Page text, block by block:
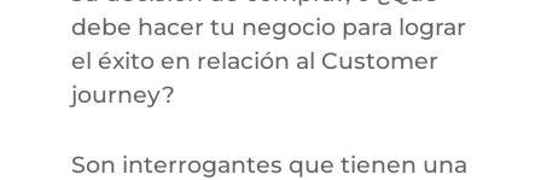
debe hacer tu negocio para lograr
el éxito en relación al Customer
journey?
Son interrogantes que tienen una